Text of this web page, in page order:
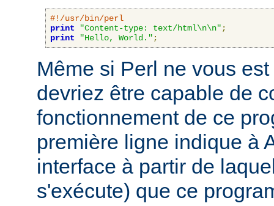
#!/usr/bin/perl
print
"Content-type: text/html\n\n" ;
print
"Hello, World." ;
Même si Perl ne vous
devriez être capable de
fonctionnement de ce
première ligne indique à
interface à partir de
s'exécute) que ce